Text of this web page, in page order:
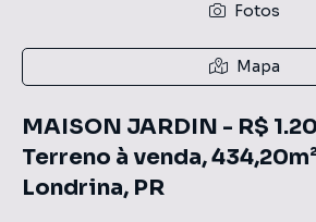
Fotos
Mapa
MAISON JARDIN - R$
Terreno à venda,
Londrina, PR